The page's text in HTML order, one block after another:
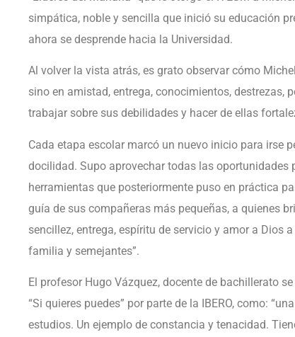
simpática, noble y sencilla que inició su educación
ahora se desprende hacia la Universidad.
Al volver la vista atrás, es grato observar cómo
sino en amistad, entrega, conocimientos, destrezas,
trabajar sobre sus debilidades y hacer de ellas
Cada etapa escolar marcó un nuevo inicio para irse
docilidad. Supo aprovechar todas las oportunidades
herramientas que posteriormente puso en práctica
guía de sus compañeras más pequeñas, a quienes
sencillez, entrega, espíritu de servicio y amor a Dios
familia y semejantes”.
El profesor Hugo Vázquez, docente de bachillerato
“Si quieres puedes” por parte de la IBERO, como:
estudios. Un ejemplo de constancia y tenacidad.